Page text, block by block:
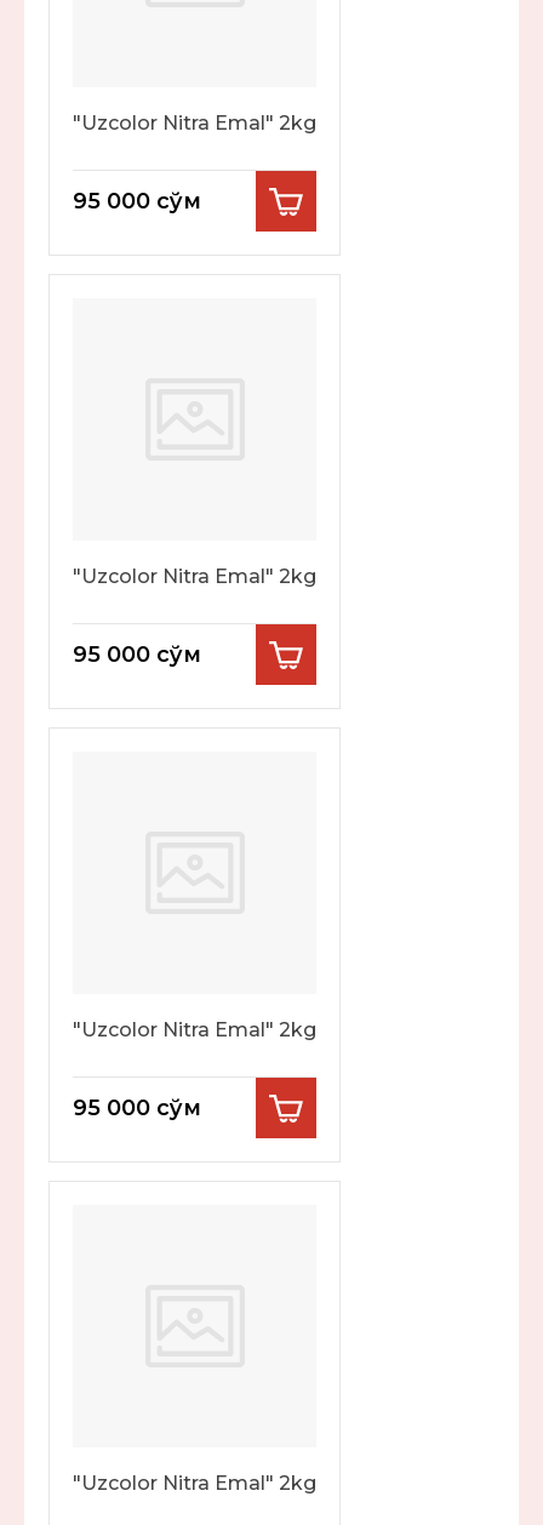
"Uzcolor Nitra Emal" 2kg
95 000 сўм
"Uzcolor Nitra Emal" 2kg
95 000 сўм
"Uzcolor Nitra Emal" 2kg
95 000 сўм
"Uzcolor Nitra Emal" 2kg